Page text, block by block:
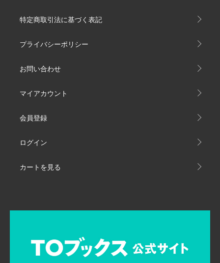
特定商取引法に基づく表記
プライバシーポリシー
お問い合わせ
マイアカウント
会員登録
ログイン
カートを見る